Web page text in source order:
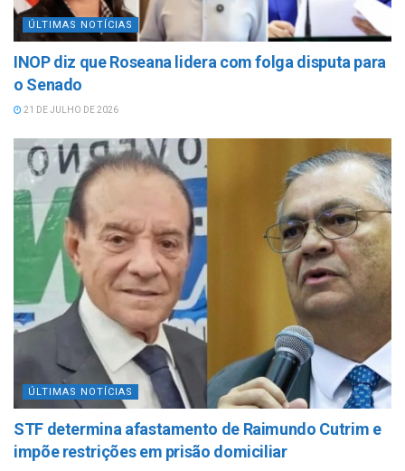
ÚLTIMAS NOTÍCIAS
INOP diz que Roseana lidera com folga disputa para
o Senado
21 DE JULHO DE 2026
ÚLTIMAS NOTÍCIAS
STF determina afastamento de Raimundo Cutrim e
impõe restrições em prisão domiciliar